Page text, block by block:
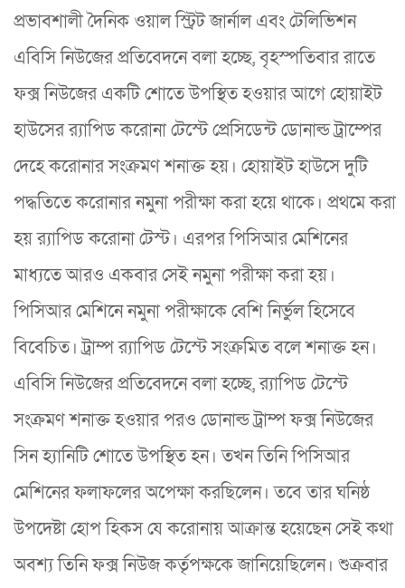
প্রভাবশালী দৈনিক ওয়াল স্ট্রিট জার্নাল এবং টেলিভিশন
এবিসি নিউজের প্রতিবেদনে বলা হচ্ছে, বৃহস্পতিবার রাতে
ফক্স নিউজের একটি শোতে উপস্থিত হওয়ার আগে হোয়াইট
হাউসের র‌্যাপিড করোনা টেস্টে প্রেসিডেন্ট ডোনাল্ড ট্রাম্পের
দেহে করোনার সংক্রমণ শনাক্ত হয়। হোয়াইট হাউসে দুটি
পদ্ধতিতে করোনার নমুনা পরীক্ষা করা হয়ে থাকে। প্রথমে করা
হয় র‌্যাপিড করোনা টেস্ট। এরপর পিসিআর মেশিনের
মাধ্যতে আরও একবার সেই নমুনা পরীক্ষা করা হয়।
পিসিআর মেশিনে নমুনা পরীক্ষাকে বেশি নির্ভুল হিসেবে
বিবেচিত। ট্রাম্প র‌্যাপিড টেস্টে সংক্রমিত বলে শনাক্ত হন।
এবিসি নিউজের প্রতিবেদনে বলা হচ্ছে, র‌্যাপিড টেস্টে
সংক্রমণ শনাক্ত হওয়ার পরও ডোনাল্ড ট্রাম্প ফক্স নিউজের
সিন হ্যানিটি শোতে উপস্থিত হন। তখন তিনি পিসিআর
মেশিনের ফলাফলের অপেক্ষা করছিলেন। তবে তার ঘনিষ্ঠ
উপদেষ্টা হোপ হিকস যে করোনায় আক্রান্ত হয়েছেন সেই কথা
অবশ্য তিনি ফক্স নিউজ কর্তৃপক্ষকে জানিয়েছিলেন। শুক্রবার